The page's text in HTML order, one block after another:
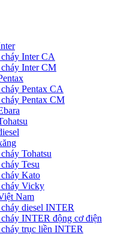
Inter CA
Inter CM
Pentax CA
Pentax CM
Tohatsu
Tesu
Kato
Vicky
Nam
diesel INTER
INTER động cơ điện
trục liền INTER